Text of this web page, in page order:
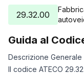
29.32.00
Guida al
Descrizione Generale
Il codice ATECO